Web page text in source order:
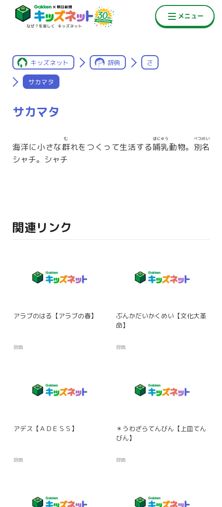
キッズネット 辞典 さ
サカマタ
サカマタ
海洋に小さな群
む
れをつくって生活する哺乳
ほにゅう
動物。 別名
べつめい
シャチ。シャチ
関連リンク
アラブのはる【アラブの春】
辞典
ぶんかだいかくめい【文化大革
命】
辞典
アデス【ＡＤＥＳＳ】
辞典
＊うわざらてんびん【上皿てん
びん】
辞典